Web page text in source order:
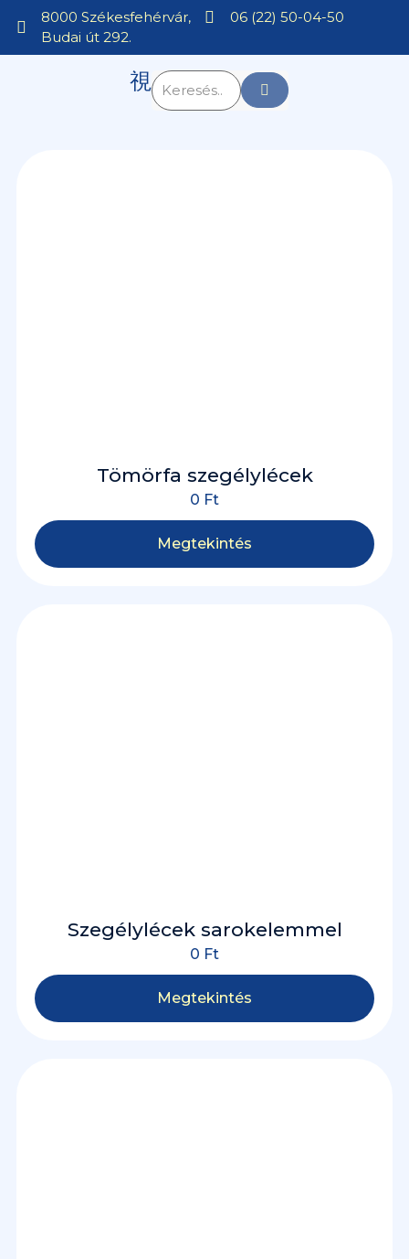
8000 Székesfehérvár,
Budai út 292.
06 (22) 50-04-50
Tömörfa szegélylécek
0 Ft
Megtekintés
Szegélylécek sarokelemmel
0 Ft
Megtekintés